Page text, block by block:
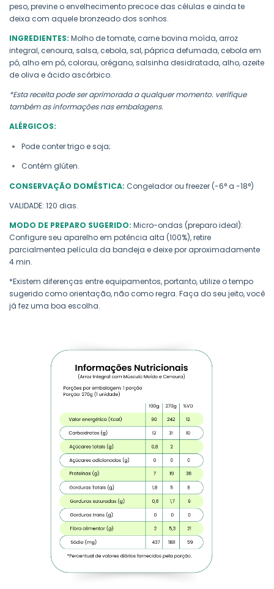
peso, previne o envelhecimento precoce das células e ainda te
deixa com aquele bronzeado dos sonhos.
INGREDIENTES: Molho de tomate, carne bovina moída, arroz
integral, cenoura, salsa, cebola, sal, páprica defumada, cebola em
pó, alho em pó, colorau, orégano, salsinha desidratada, alho, azeite
de oliva e ácido ascórbico.
*Esta receita pode ser aprimorada a qualquer momento. verifique
também as informações nas embalagens.
ALÉRGICOS:
Pode conter trigo e soja;
Contém glúten.
CONSERVAÇÃO DOMÉSTICA: Congelador ou freezer (-6° a -18°)
VALIDADE: 120 dias.
MODO DE PREPARO SUGERIDO: Micro-ondas (preparo ideal):
Configure seu aparelho em potência alta (100%), retire
parcialmentea película da bandeja e deixe por aproximadamente
4 min.
*Existem diferenças entre equipamentos, portanto, utilize o tempo
sugerido como orientação, não como regra. Faça do seu jeito, você
já fez uma boa escolha.